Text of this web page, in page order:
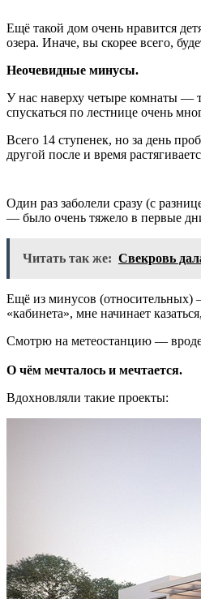
Ещё такой дом очень нравится
озера. Иначе, вы скорее всего,
Неочевидные минусы.
У нас наверху четыре комнаты —
спускаться по лестнице очень
Всего 14 ступенек, но за день
другой после и время
Один раз заболели сразу (с
— было очень тяжело в первые
Читать так же: Свекровь
Ещё из минусов (относительных)
«кабинета», мне начинает
Смотрю на метеостанцию — вроде
О чём мечталось и мечтается.
Вдохновляли такие проекты: